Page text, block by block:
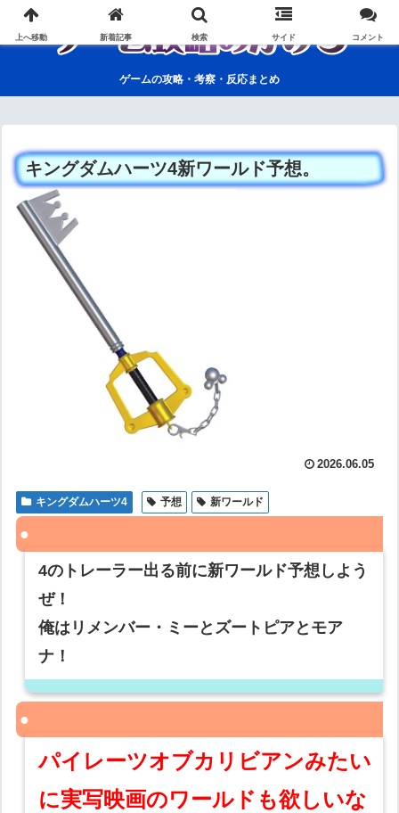
ゲームの攻略・考察・反応まとめ
キングダムハーツ4新ワールド予想。
2026.06.05
キングダムハーツ4 予想 新ワールド
4のトレーラー出る前に新ワールド予想しよう
ぜ！
俺はリメンバー・ミーとズートピアとモア
ナ！
パイレーツオブカリビアンみたい
に実写映画のワールドも欲しいな
上へ移動 新着記事 検索 サイド コメント